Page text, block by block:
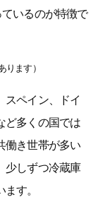
いるのが特徴で
ります）
スペイン、ドイ
ど多くの国では
働き世帯が多い
少しずつ冷蔵庫
す。